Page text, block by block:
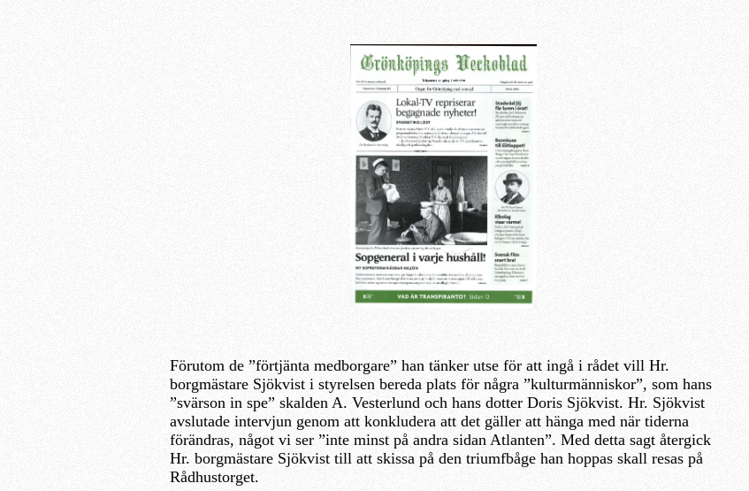
Förutom de ”förtjänta medborgare” han tänker utse för att ingå i rådet vill Hr.
borgmästare Sjökvist i styrelsen bereda plats för några ”kulturmänniskor”, som hans
”svärson in spe” skalden A. Vesterlund och hans dotter Doris Sjökvist. Hr. Sjökvist
avslutade intervjun genom att konkludera att det gäller att hänga med när tiderna
förändras, något vi ser ”inte minst på andra sidan Atlanten”. Med detta sagt återgick
Hr. borgmästare Sjökvist till att skissa på den triumfbåge han hoppas skall resas på
Rådhustorget.